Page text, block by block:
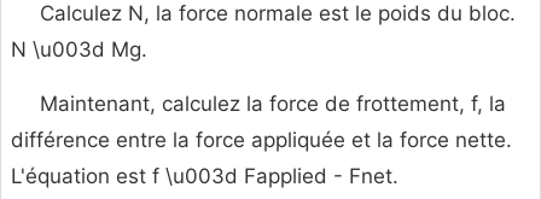
Calculez N, la force normale est le poids du bloc.
N \u003d Mg.
Maintenant, calculez la force de frottement, f, la
différence entre la force appliquée et la force nette.
L'équation est f \u003d Fapplied - Fnet.